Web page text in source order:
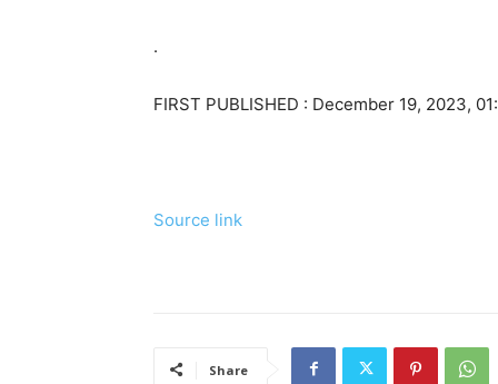
.
FIRST PUBLISHED : December 19, 2023,
Source link
Share